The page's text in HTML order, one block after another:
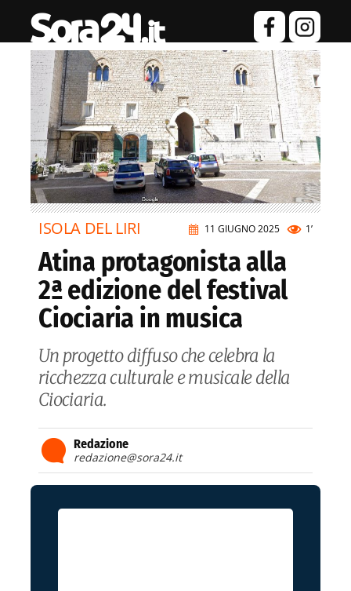
11 GIUGNO 2025 1’
ISOLA DEL LIRI
Atina protagonista alla
2ª edizione del festival
Ciociaria in musica
Un progetto diffuso che celebra la
ricchezza culturale e musicale della
Ciociaria.
Redazione
redazione@sora24.it